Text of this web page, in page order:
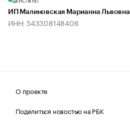
ИП Малиновская Марианна Львовна
ИНН: 543308148406
О проекте
Поделиться новостью на РБК